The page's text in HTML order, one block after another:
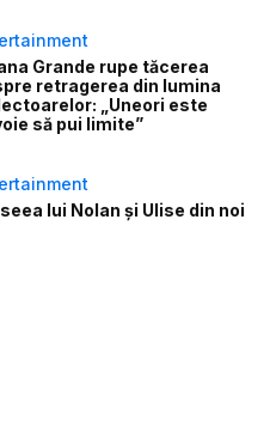
Grande rupe tăcerea
retragerea din lumina
„Uneori este
să pui limite”
lui Nolan și Ulise din noi